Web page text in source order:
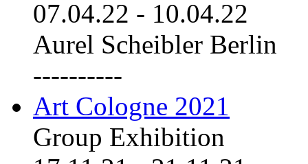
07.04.22 - 10.04.22
Aurel Scheibler Berlin
----------
Art Cologne 2021
Group Exhibition